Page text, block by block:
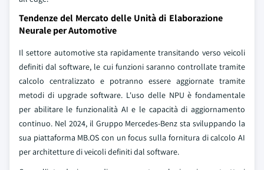
Tendenze del Mercato delle Unità di Elaborazione
Neurale per Automotive
Il settore automotive sta rapidamente transitando verso veicoli
definiti dal software, le cui funzioni saranno controllate tramite
calcolo centralizzato e potranno essere aggiornate tramite
metodi di upgrade software. L'uso delle NPU è fondamentale
per abilitare le funzionalità AI e le capacità di aggiornamento
continuo. Nel 2024, il Gruppo Mercedes-Benz sta sviluppando la
sua piattaforma MB.OS con un focus sulla fornitura di calcolo AI
per architetture di veicoli definiti dal software.